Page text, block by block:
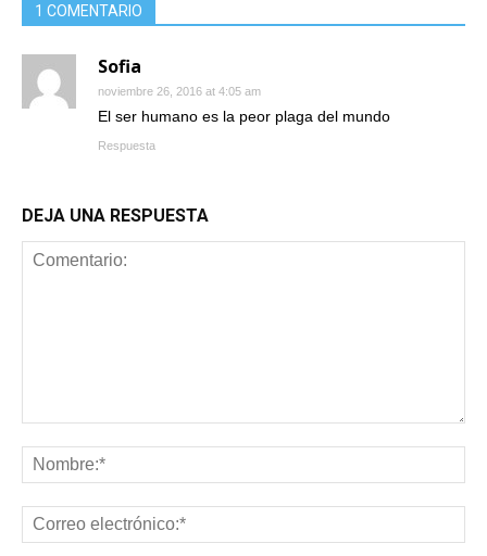
1 COMENTARIO
Sofia
noviembre 26, 2016 at 4:05 am
El ser humano es la peor plaga del mundo
Respuesta
DEJA UNA RESPUESTA